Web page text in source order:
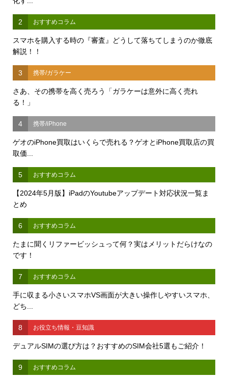
2 おすすめコラム
スマホを購入する時の『審査』どうして落ちてしまうのか徹底
解説！！
3 携帯/ガラケー
さあ、その携帯を高く売ろう「ガラケーは意外に高く売れ
る！」
4 携帯/iPhone
ゲオのiPhone買取はいくらで売れる？ゲオとiPhone買取店の買
取価...
5 おすすめコラム
【2024年5月版】iPadのYoutubeアップデート対応状況一覧ま
とめ
6 おすすめコラム
たまに聞くリファービッシュって何？実はメリットだらけなの
です！
7 おすすめコラム
手に収まる小さいスマホVS画面が大きい操作しやすいスマホ、
どち...
8 お役立ち情報・豆知識
デュアルSIMの選び方は？おすすめのSIM会社5選もご紹介！
9 おすすめコラム